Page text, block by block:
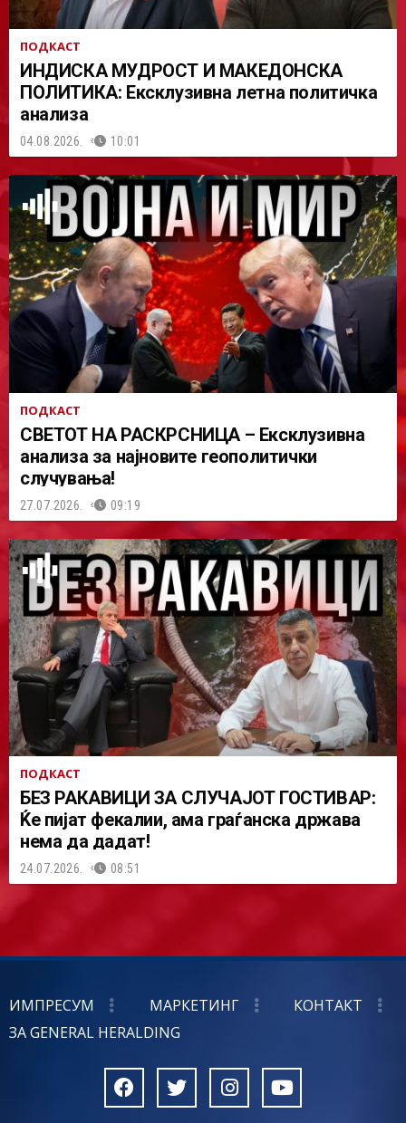
ПОДКАСТ
ИНДИСКА МУДРОСТ И МАКЕДОНСКА
ПОЛИТИКА: Ексклузивна летна политичка
анализа
04.08.2026. 10:01
ПОДКАСТ
СВЕТОТ НА РАСКРСНИЦА – Ексклузивна
анализа за најновите геополитички
случувања!
27.07.2026. 09:19
ПОДКАСТ
БЕЗ РАКАВИЦИ ЗА СЛУЧАЈОТ ГОСТИВАР:
Ќе пијат фекалии, ама граѓанска држава
нема да дадат!
24.07.2026. 08:51
ИМПРЕСУМ МАРКЕТИНГ
КОНТАКТ
ЗА GENERAL HERALDING